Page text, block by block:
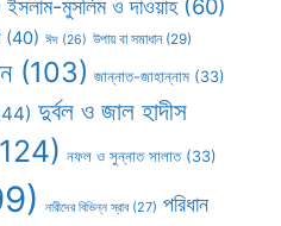
ইসলাম-মুসলিম ও দাওয়াহ(60)
(40) ঈদ (26) উপায় বা সমাধান(29)
(103) জান্নাত-জাহান্নাম (33)
দুর্বল ও জাল হাদীস
নফল ও সুন্নাত সালাত(33)
নারীদের বিভিন্ন স্রাব(27) পরিধান